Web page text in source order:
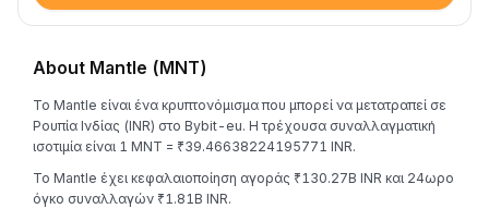
About Mantle (MNT)
Το Mantle είναι ένα κρυπτονόμισμα που μπορεί να μετατραπεί σε
Ρουπία Ινδίας (INR) στο Bybit-eu. Η τρέχουσα συναλλαγματική
ισοτιμία είναι 1 MNT = ₹39.46638224195771 INR.
Το Mantle έχει κεφαλαιοποίηση αγοράς ₹130.27B INR και 24ωρο
όγκο συναλλαγών ₹1.81B INR.